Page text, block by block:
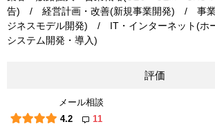
告) / 経営計画・改善(新規事業開発) / 事業
ジネスモデル開発) / IT・インターネット(ホ
システム開発・導入)
評価
メール相談
4.2
11